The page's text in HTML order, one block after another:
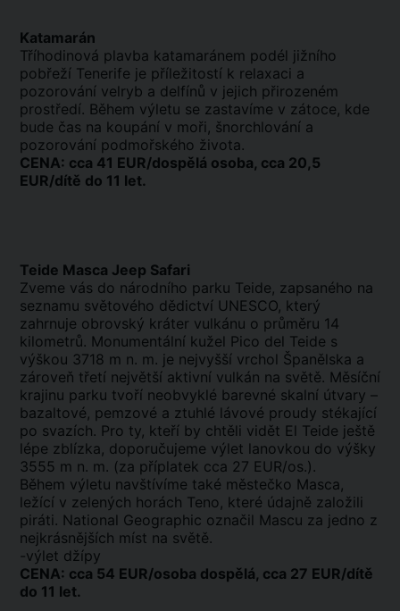
Katamarán
Tříhodinová plavba katamaránem podél jižního
pobřeží Tenerife je příležitostí k relaxaci a
pozorování velryb a delfínů v jejich přirozeném
prostředí. Během výletu se zastavíme v zátoce, kde
bude čas na koupání v moři, šnorchlování a
pozorování podmořského života.
CENA: cca 41 EUR/dospělá osoba, cca 20,5
EUR/dítě do 11 let.
Teide Masca Jeep Safari
Zveme vás do národního parku Teide, zapsaného na
seznamu světového dědictví UNESCO, který
zahrnuje obrovský kráter vulkánu o průměru 14
kilometrů. Monumentální kužel Pico del Teide s
výškou 3718 m n. m. je nejvyšší vrchol Španělska a
zároveň třetí největší aktivní vulkán na světě. Měsíční
krajinu parku tvoří neobvyklé barevné skalní útvary –
bazaltové, pemzové a ztuhlé lávové proudy stékající
po svazích. Pro ty, kteří by chtěli vidět El Teide ještě
lépe zblízka, doporučujeme výlet lanovkou do výšky
3555 m n. m. (za příplatek cca 27 EUR/os.).
Během výletu navštívíme také městečko Masca,
ležící v zelených horách Teno, které údajně založili
piráti. National Geographic označil Mascu za jedno z
nejkrásnějších míst na světě.
-výlet džípy
CENA: cca 54 EUR/osoba dospělá, cca 27 EUR/dítě
do 11 let.